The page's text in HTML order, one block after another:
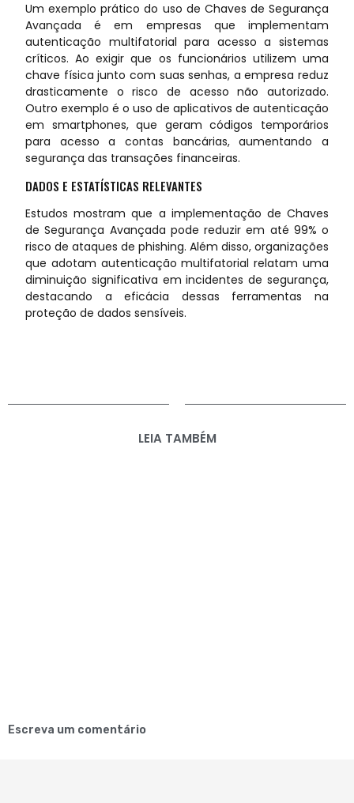
Um exemplo prático do uso de Chaves de Segurança
Avançada é em empresas que implementam
autenticação multifatorial para acesso a sistemas
críticos. Ao exigir que os funcionários utilizem uma
chave física junto com suas senhas, a empresa reduz
drasticamente o risco de acesso não autorizado.
Outro exemplo é o uso de aplicativos de autenticação
em smartphones, que geram códigos temporários
para acesso a contas bancárias, aumentando a
segurança das transações financeiras.
DADOS E ESTATÍSTICAS RELEVANTES
Estudos mostram que a implementação de Chaves
de Segurança Avançada pode reduzir em até 99% o
risco de ataques de phishing. Além disso, organizações
que adotam autenticação multifatorial relatam uma
diminuição significativa em incidentes de segurança,
destacando a eficácia dessas ferramentas na
proteção de dados sensíveis.
LEIA TAMBÉM
Escreva um comentário